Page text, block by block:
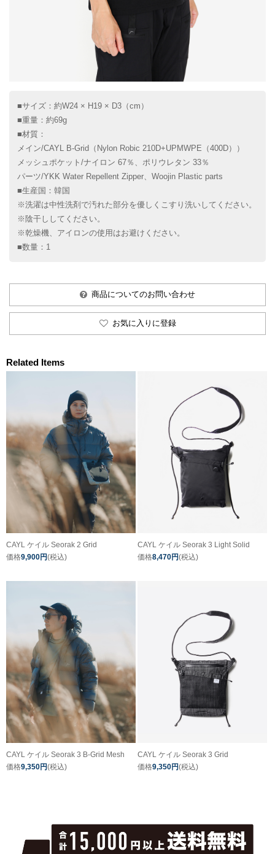
■サイズ：約W24 × H19 × D3（cm）
■重量：約69g
■材質：
メイン/CAYL B-Grid（Nylon Robic 210D+UPMWPE（400D））
メッシュポケット/ナイロン 67％、ポリウレタン 33％
パーツ/YKK Water Repellent Zipper、Woojin Plastic parts
■生産国：韓国
※洗濯は中性洗剤で汚れた部分を優しくこすり洗いしてください。
※陰干ししてください。
※乾燥機、アイロンの使用はお避けください。
■数量：1
商品についてのお問い合わせ
お気に入りに登録
Related Items
CAYL ケイル Seorak 2 Grid
価格9,900円(税込)
CAYL ケイル Seorak 3 Light Solid
価格8,470円(税込)
CAYL ケイル Seorak 3 B-Grid Mesh
価格9,350円(税込)
CAYL ケイル Seorak 3 Grid
価格9,350円(税込)